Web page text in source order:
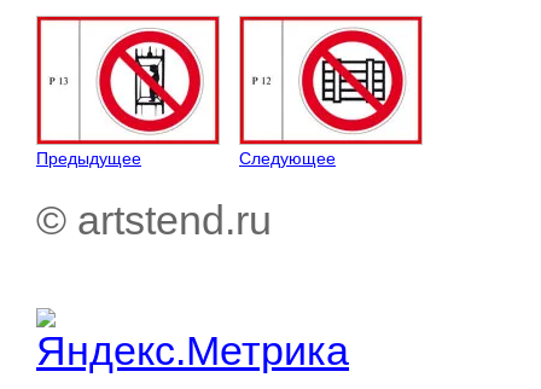
Предыдущее Следующее
© artstend.ru